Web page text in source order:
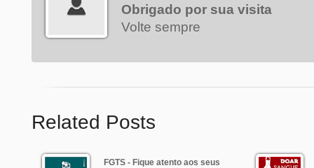
Obrigado por sua visita
Volte sempre
Related Posts
FGTS - Fique atento aos seus